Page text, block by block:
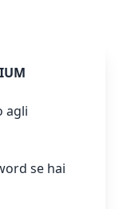
agli
se hai